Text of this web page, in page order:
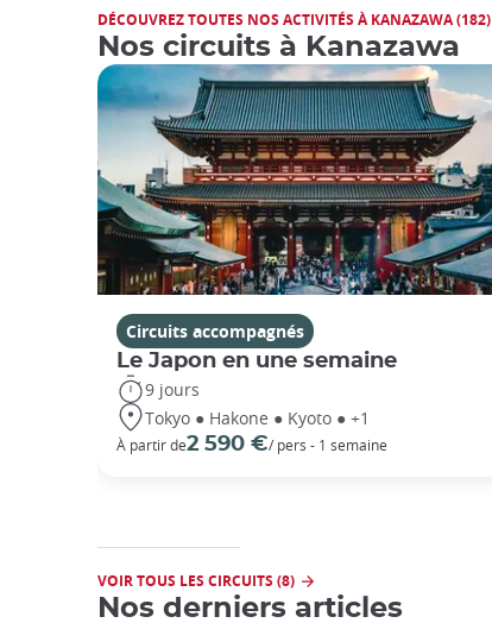
DÉCOUVREZ TOUTES NOS ACTIVITÉS À KANAZAWA (182)
Nos circuits à Kanazawa
Circuits accompagnés
Le Japon en une semaine
9 jours
Tokyo ● Hakone ● Kyoto ● +1
À partir de2 590 €/ pers - 1 semaine
VOIR TOUS LES CIRCUITS (8)
Nos derniers articles